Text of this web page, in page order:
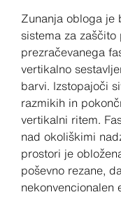
Zunanja obloga je
sistema za
prezračevanega
vertikalno
barvi. Izstopajoči
razmikih in
vertikalni ritem.
nad okoliškimi
prostori je
poševno rezane,
nekonvencionalen